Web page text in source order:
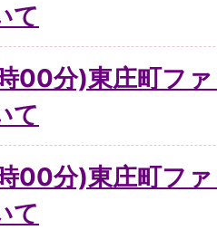
て
00分)東庄町フ
て
00分)東庄町フ
て